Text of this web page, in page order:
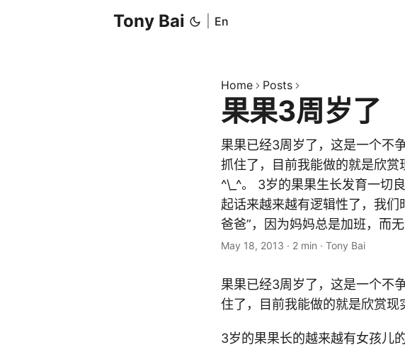
Tony Bai En
Home Posts
果果3周岁了
果果已经3周岁了，这是一个不
抓住了，目前我能做的就是欣
^\_^。 3岁的果果生长发育一切
起话来越来越有逻辑性了，我们
爸爸”，因为妈妈总是加班，而
May 18, 2013 · 2 min · Tony Bai
果果已经3周岁了，这是一个不
住了，目前我能做的就是欣赏现
3岁的果果长的越来越有女孩儿的